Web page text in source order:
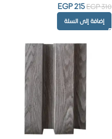
EGP310
EGP215
إضافة إلى السلة